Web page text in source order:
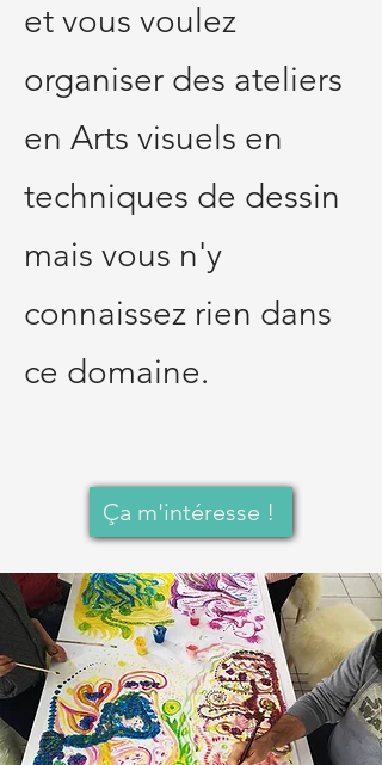
et vous voulez
organiser des ateliers
en Arts visuels en
techniques de dessin
mais vous n'y
connaissez rien dans
ce domaine.
Ça m'intéresse !